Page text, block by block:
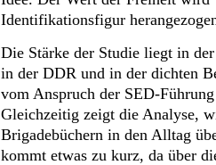
Identifikationsfigur
Die Stärke der Studie liegt in
in der DDR und in der dichten
vom Anspruch der SED-
Gleichzeitig zeigt die Analyse,
Brigadebüchern in den Alltag
kommt etwas zu kurz, da über